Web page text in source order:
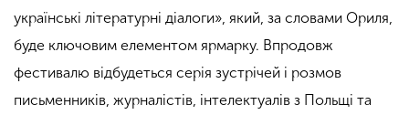
українські літературні діалоги», який, за словами Ориля,
буде ключовим елементом ярмарку. Впродовж
фестивалю відбудеться серія зустрічей і розмов
письменників, журналістів, інтелектуалів з Польщі та